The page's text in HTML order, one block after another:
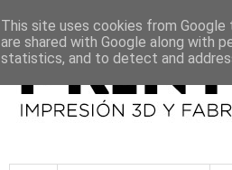
This site uses cookies from
are shared with Google along with
statistics, and to detect and